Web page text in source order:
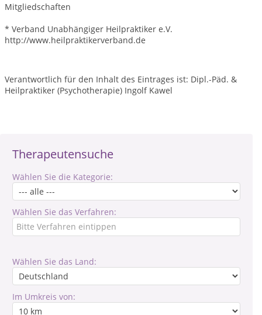
Therapeutensuche
Wählen Sie die Kategorie:
Wählen Sie das Verfahren:
Wählen Sie das Land:
Im Umkreis von:
Mitgliedschaften
* Verband Unabhängiger Heilpraktiker e.V.
http://www.heilpraktikerverband.de
Verantwortlich für den Inhalt des Eintrages ist: Dipl.-Päd. &
Heilpraktiker (Psychotherapie) Ingolf Kawel